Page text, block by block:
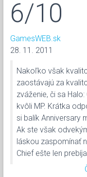
6/10
GamesWEB.sk
28. 11. 2011
Nakoľko však
zaostávajú za
zváženie, či sa
kvôli MP. Krátka
si balík Anniversary
Ak ste však
láskou zaspomínať
Chief ešte len